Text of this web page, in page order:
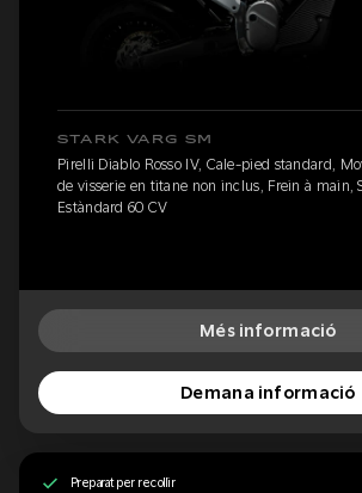
STARK VARG SM
Pirelli Diablo Rosso IV, Cale-pied standard,
de visserie en titane non inclus, Frein à main,
Estàndard 60 CV
Més informació
Demana informació
Preparat per recollir